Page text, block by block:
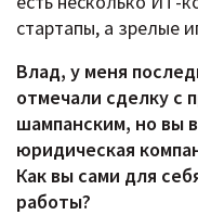
стартапы, а зрелые
Влад, у меня
отмечали сделку с
шампанским, но вы
юридическая
Как вы сами для
работы?